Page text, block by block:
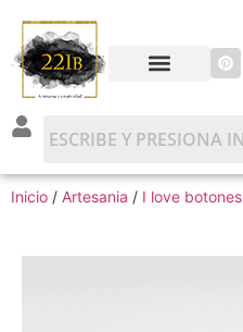
Inicio / Artesania / I love botones